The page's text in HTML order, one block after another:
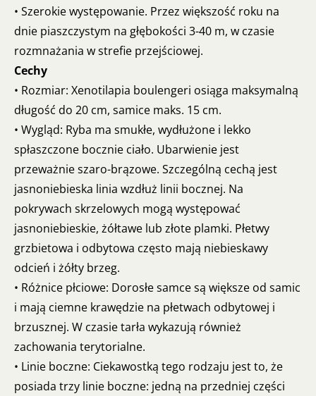
• Szerokie występowanie. Przez większość roku na
dnie piaszczystym na głębokości 3-40 m, w czasie
rozmnażania w strefie przejściowej.
Cechy
• Rozmiar: Xenotilapia boulengeri osiąga maksymalną
długość do 20 cm, samice maks. 15 cm.
• Wygląd: Ryba ma smukłe, wydłużone i lekko
spłaszczone bocznie ciało. Ubarwienie jest
przeważnie szaro-brązowe. Szczególną cechą jest
jasnoniebieska linia wzdłuż linii bocznej. Na
pokrywach skrzelowych mogą występować
jasnoniebieskie, żółtawe lub złote plamki. Płetwy
grzbietowa i odbytowa często mają niebieskawy
odcień i żółty brzeg.
• Różnice płciowe: Dorosłe samce są większe od samic
i mają ciemne krawędzie na płetwach odbytowej i
brzusznej. W czasie tarła wykazują również
zachowania terytorialne.
• Linie boczne: Ciekawostką tego rodzaju jest to, że
posiada trzy linie boczne: jedną na przedniej części